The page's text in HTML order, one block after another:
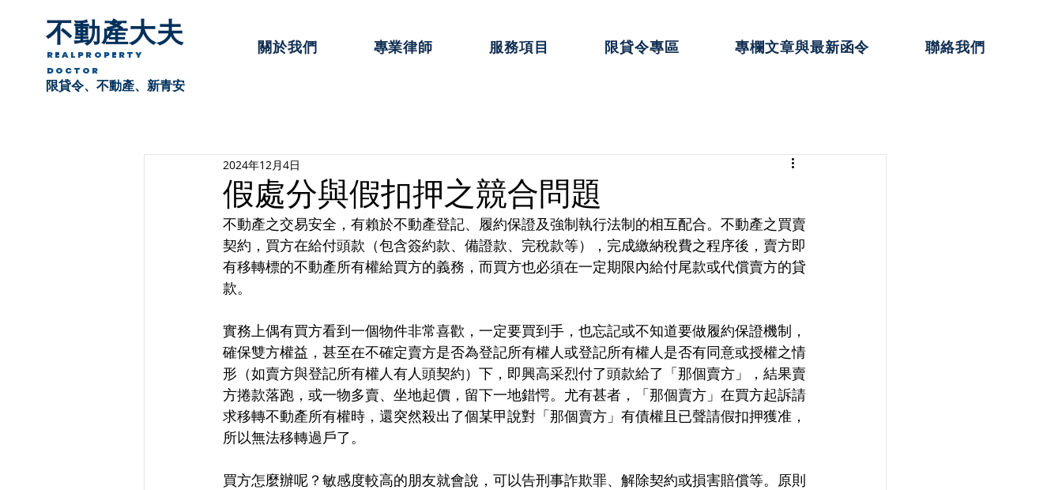
不動產大夫
REALPROPERTY
DOCTOR
限貸令、不動產、新青安
關於我們 專業律師 服務項目 限貸令專區 專欄文章與最新函令 聯絡我們
假處分與假扣押之競合問題
2024年12月4日
不動產之交易安全，有賴於不動產登記、履約保證及強制執行法制的相互配合。不動產之買賣
契約，買方在給付頭款（包含簽約款、備證款、完稅款等），完成繳納稅費之程序後，賣方即
有移轉標的不動產所有權給買方的義務，而買方也必須在一定期限內給付尾款或代償賣方的貸
款。
實務上偶有買方看到一個物件非常喜歡，一定要買到手，也忘記或不知道要做履約保證機制，
確保雙方權益，甚至在不確定賣方是否為登記所有權人或登記所有權人是否有同意或授權之情
形（如賣方與登記所有權人有人頭契約）下，即興高采烈付了頭款給了「那個賣方」，結果賣
方捲款落跑，或一物多賣、坐地起價，留下一地錯愕。尤有甚者，「那個賣方」在買方起訴請
求移轉不動產所有權時，還突然殺出了個某甲說對「那個賣方」有債權且已聲請假扣押獲准，
所以無法移轉過戶了。
買方怎麼辦呢？敏感度較高的朋友就會說，可以告刑事詐欺罪、解除契約或損害賠償等。原則